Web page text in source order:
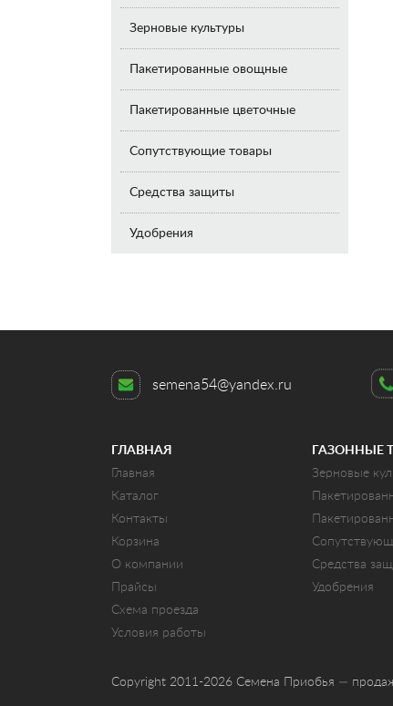
Зерновые культуры
Пакетированные овощные
Пакетированные цветочные
Сопутствующие товары
Средства защиты
Удобрения
semena54@yandex.ru
ГЛАВНАЯ
Главная
Каталог
Контакты
Корзина
О компании
Прайсы
Схема проезда
Условия работы
ГАЗОННЫЕ
Зерновые
Средства
Удобрения
Copyright 2011-2026 Семена Приобья —